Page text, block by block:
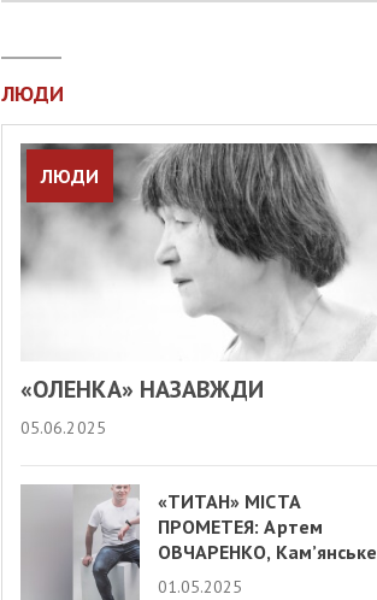
ЛЮДИ
ЛЮДИ
«ОЛЕНКА» НАЗАВЖДИ
05.06.2025
«ТИТАН» МІСТА
ПРОМЕТЕЯ: Артем
ОВЧАРЕНКО, Кам’янське
01.05.2025